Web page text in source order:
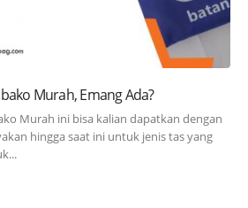
Murah, Emang Ada?
Murah ini bisa kalian dapatkan dengan
hingga saat ini untuk jenis tas yang